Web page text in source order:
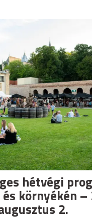
hétvégi
környékén –
2.